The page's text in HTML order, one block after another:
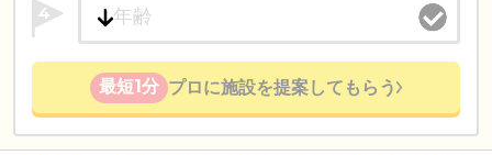
4
最短1分 プロに施設を提案してもらう